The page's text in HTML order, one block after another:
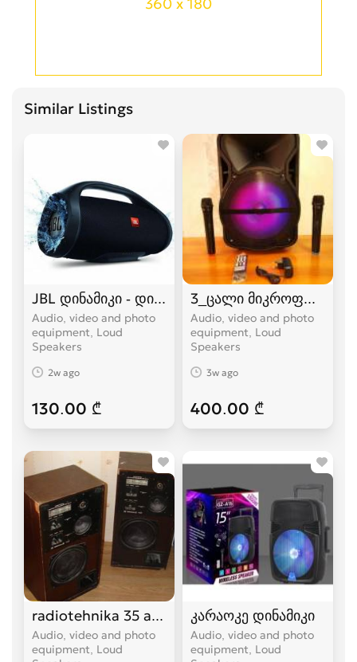
360 x 180
Similar Listings
JBL დინამიკი - დიდი ვერსია
Audio, video and photo
equipment, Loud
Speakers
2w ago
130.00 ₾
3_ცალი
Audio, video and photo
equipment, Loud
Speakers
3w ago
400.00 ₾
radiotehnika 35 ac-1
Audio, video and photo
equipment, Loud
კარაოკე დინამიკი
Audio, video and photo
equipment, Loud